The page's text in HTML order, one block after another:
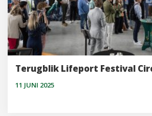
Terugblik Lifeport Festival
11 JUNI 2025